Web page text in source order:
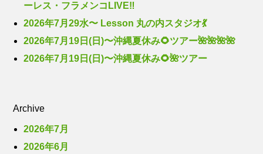
ーレス・フラメンコLIVE‼️
2026年7月29水〜 Lesson 丸の内スタジオ💃
2026年7月19日(日)〜沖縄夏休み🌻ツアー🌺🌺🌺🌺
2026年7月19日(日)〜沖縄夏休み🌻🌺ツアー
Archive
2026年7月
2026年6月